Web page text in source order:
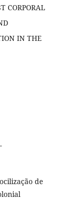
CORPORAL
IN THE
de